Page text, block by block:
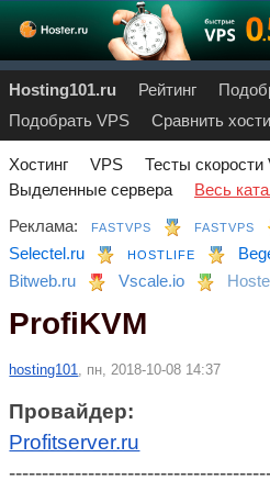
Hosting101.ru Рейтинг
Подобрать VPS
Сравнить
Хостинг VPS Тесты скорости
Выделенные сервера
Весь
Реклама:
FASTVPS FASTVPS
Selectel.ru
HOSTLIFE
Bitweb.ru
Vscale.io
ProfiKVM
hosting101, пн, 2018-10-08 14:37
Провайдер:
Profitserver.ru